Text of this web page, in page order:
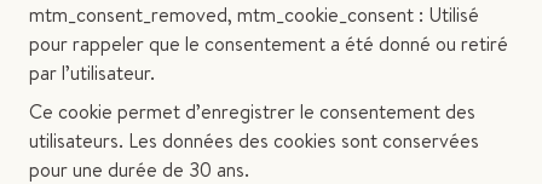
mtm_consent_removed, mtm_cookie_consent : Utilisé
pour rappeler que le consentement a été donné ou retiré
par l’utilisateur.
Ce cookie permet d’enregistrer le consentement des
utilisateurs. Les données des cookies sont conservées
pour une durée de 30 ans.